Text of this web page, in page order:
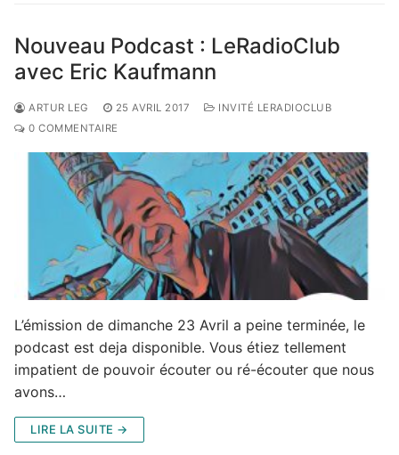
Nouveau Podcast : LeRadioClub
avec Eric Kaufmann
ARTUR LEG 25 AVRIL 2017
INVITÉ LERADIOCLUB
0 COMMENTAIRE
L’émission de dimanche 23 Avril a peine terminée, le
podcast est deja disponible. Vous étiez tellement
impatient de pouvoir écouter ou ré-écouter que nous
avons…
LIRE LA SUITE →